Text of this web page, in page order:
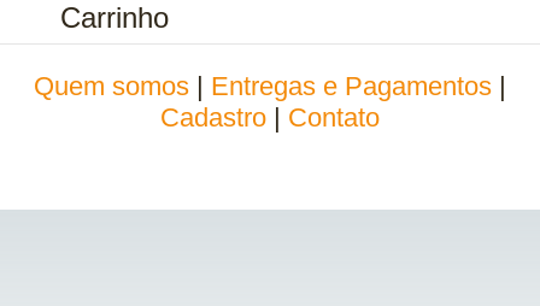
Carrinho
Quem somos Entregas e Pagamentos
Cadastro
Contato